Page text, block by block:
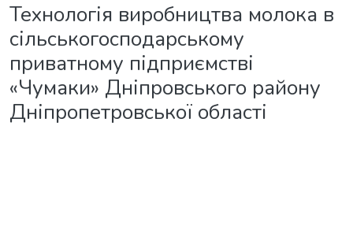
Технологія виробництва молока в
сільськогосподарському
приватному підприємстві
«Чумаки» Дніпровського району
Дніпропетровської області